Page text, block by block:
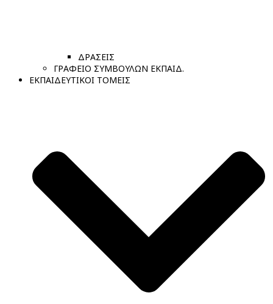
ΔΡΑΣΕΙΣ
ΓΡΑΦΕΙΟ ΣΥΜΒΟΥΛΩΝ ΕΚΠΑΙΔ.
ΕΚΠΑΙΔΕΥΤΙΚΟΙ ΤΟΜΕΙΣ